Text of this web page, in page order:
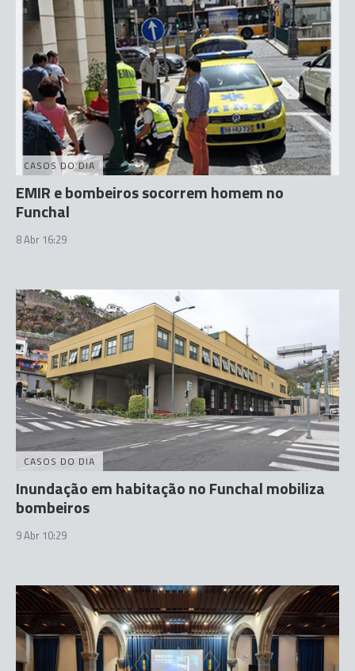
CASOS DO DIA
EMIR e bombeiros socorrem homem no
Funchal
8 Abr 16:29
CASOS DO DIA
Inundação em habitação no Funchal mobiliza
bombeiros
9 Abr 10:29